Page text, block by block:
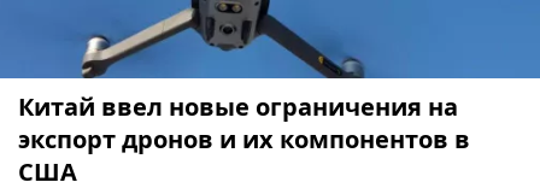
Китай ввел новые ограничения на
экспорт дронов и их компонентов в
США